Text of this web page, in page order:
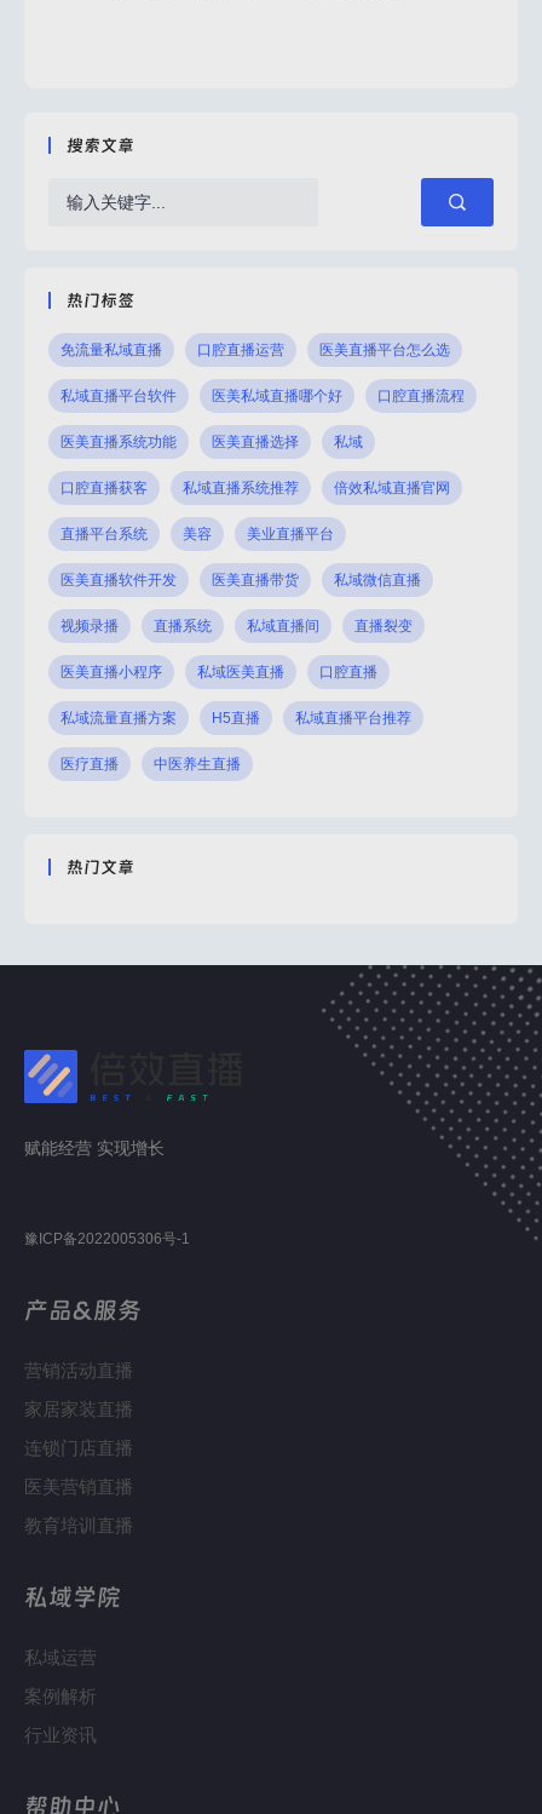
且也能开展
有哪些软件推荐？本文将进行详细介绍。
搜索文章
热门标签
免流量私域直播 口腔直播运营 医美直播平台怎么选
私域直播平台软件 医美私域直播哪个好 口腔直播流程
医美直播系统功能 医美直播选择 私域
口腔直播获客 私域直播系统推荐 倍效私域直播官网
直播平台系统 美容 美业直播平台
医美直播软件开发 医美直播带货 私域微信直播
视频录播 直播系统 私域直播间 直播裂变
医美直播小程序 私域医美直播 口腔直播
私域流量直播方案 H5直播 私域直播平台推荐
医疗直播 中医养生直播
热门文章
赋能经营 实现增长
豫ICP备2022005306号-1
产品&服务
营销活动直播
家居家装直播
连锁门店直播
医美营销直播
教育培训直播
私域学院
私域运营
案例解析
行业资讯
帮助中心